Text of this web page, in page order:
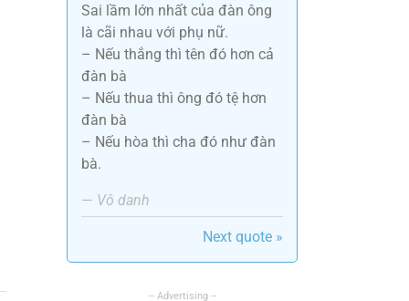
Sai lầm lớn nhất của đàn ông
là cãi nhau với phụ nữ.
– Nếu thắng thì tên đó hơn cả
đàn bà
– Nếu thua thì ông đó tệ hơn
đàn bà
– Nếu hòa thì cha đó như đàn
bà.
— Vô danh
Next quote »